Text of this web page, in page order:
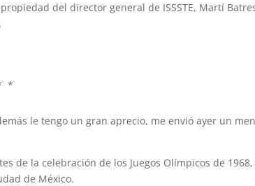
del director general de ISSSTE, Martí
*
le tengo un gran aprecio, me envió ayer un
de la celebración de los Juegos Olímpicos de 1968,
de México.